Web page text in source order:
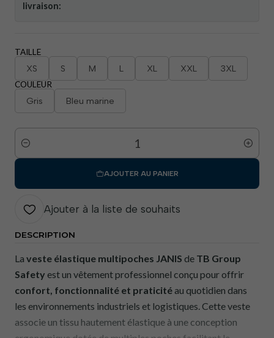
livraison:
TAILLE
XS S M L XL XXL 3XL
COULEUR
Gris Bleu marine
Quantité
AJOUTER AU PANIER
Ajouter à la liste de souhaits
DESCRIPTION
La veste élastique multipoches JANIS de TB Group
Safety est un vêtement professionnel conçu pour offrir
confort, fonctionnalité et praticitéau quotidien dans
les environnements industriels et logistiques. Cette veste
associe un tissu hautement élastique à une conception